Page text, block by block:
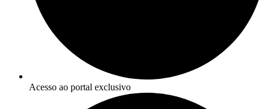
Acesso ao portal exclusivo